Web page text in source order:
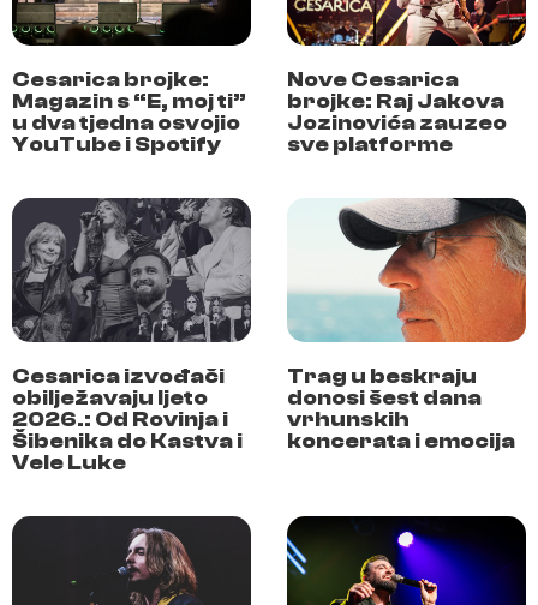
Cesarica brojke:
Magazin s “E, moj ti”
u dva tjedna osvojio
YouTube i Spotify
Nove Cesarica
brojke: Raj Jakova
Jozinovića zauzeo
sve platforme
Cesarica izvođači
obilježavaju ljeto
2026.: Od Rovinja i
Šibenika do Kastva i
Vele Luke
Trag u beskraju
donosi šest dana
vrhunskih
koncerata i emocija